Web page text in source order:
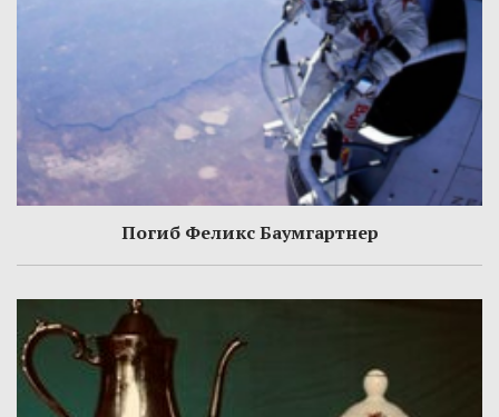
Погиб Феликс Баумгартнер